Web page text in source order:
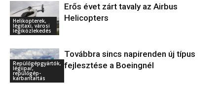
Helikopterek,
légitaxi, városi
légiközlekedés
Erős évet zárt tavaly az Airbus
Helicopters
Repülőgépgyártók,
légiipar,
repülőgép-
karbantartás
Továbbra sincs napirenden új típus
fejlesztése a Boeingnél